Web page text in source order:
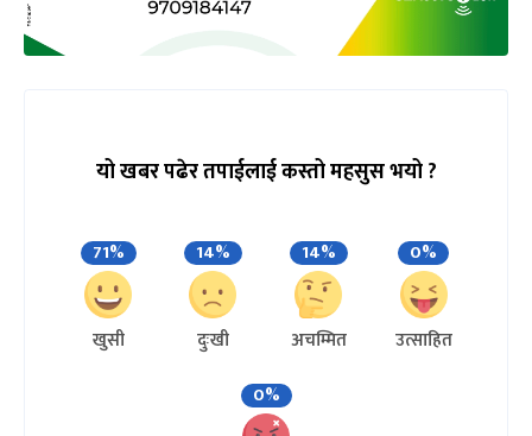
यो खबर पढेर तपाईलाई कस्तो महसुस भयो ?
71%
खुसी
14%
दुःखी
14%
अचम्मित
0%
उत्साहित
0%